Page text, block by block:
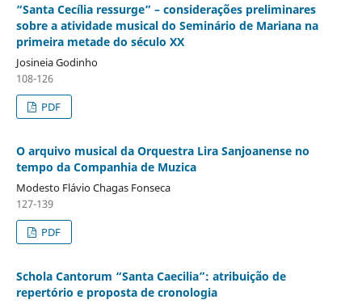
“Santa Cecília ressurge” – considerações preliminares
sobre a atividade musical do Seminário de Mariana na
primeira metade do século XX
Josineia Godinho
108-126
PDF
O arquivo musical da Orquestra Lira Sanjoanense no
tempo da Companhia de Muzica
Modesto Flávio Chagas Fonseca
127-139
PDF
Schola Cantorum “Santa Caecilia”: atribuição de
repertório e proposta de cronologia